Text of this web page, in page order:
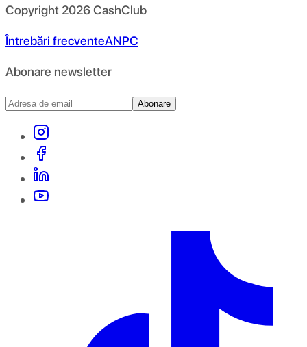
Copyright 2026CashClub
Întrebări frecventeANPC
Abonare newsletter
Abonare